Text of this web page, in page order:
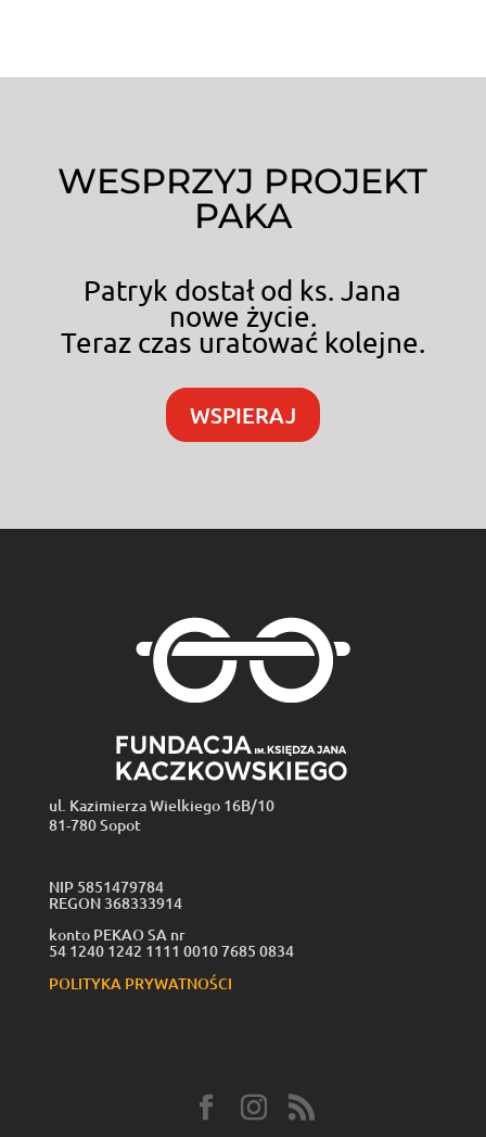
WESPRZYJ PROJEKT
PAKA
Patryk dostał od ks. Jana
nowe życie.
Teraz czas uratować kolejne.
WSPIERAJ
ul. Kazimierza Wielkiego 16B/10
81-780 Sopot
NIP 5851479784
REGON 368333914
konto PEKAO SA nr
54 1240 1242 1111 0010 7685 0834
POLITYKA PRYWATNOŚCI